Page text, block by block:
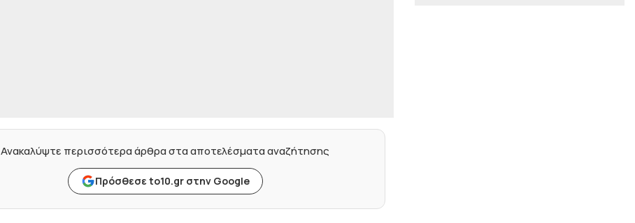
Ανακαλύψτε περισσότερα άρθρα στα αποτελέσματα αναζήτησης
Πρόσθεσε to10.gr στην Google